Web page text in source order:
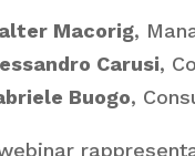
Macorig,
Carusi,
Buogo,